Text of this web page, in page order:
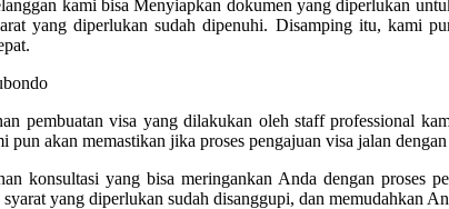
kami bisa Menyiapkan dokumen yang diperlukan
yang diperlukan sudah dipenuhi. Disamping itu, kami
pembuatan visa yang dilakukan oleh staff professional
pun akan memastikan jika proses pengajuan visa jalan
konsultasi yang bisa meringankan Anda dengan proses
yang diperlukan sudah disanggupi, dan memudahkan